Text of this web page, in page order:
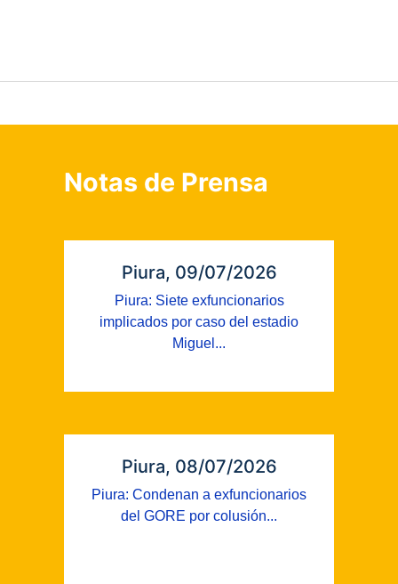
Notas de Prensa
Piura, 09/07/2026
Piura: Siete exfuncionarios
implicados por caso del estadio
Miguel...
Piura, 08/07/2026
Piura: Condenan a exfuncionarios
del GORE por colusión...